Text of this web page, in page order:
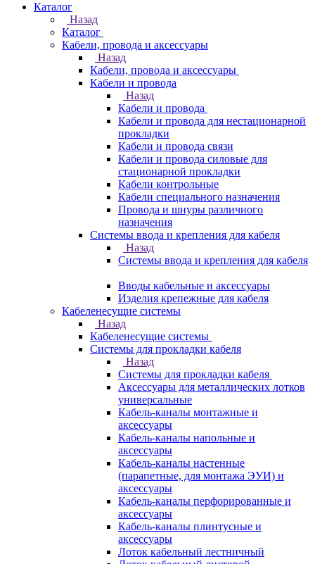
Каталог
Назад
Каталог
Кабели, провода и аксессуары
Назад
Кабели, провода и аксессуары
Кабели и провода
Назад
Кабели и провода
Кабели и провода для нестационарной
прокладки
Кабели и провода связи
Кабели и провода силовые для
стационарной прокладки
Кабели контрольные
Кабели специального назначения
Провода и шнуры различного
назначения
Системы ввода и крепления для кабеля
Назад
Системы ввода и крепления для кабеля
Вводы кабельные и аксессуары
Изделия крепежные для кабеля
Кабеленесущие системы
Назад
Кабеленесущие системы
Системы для прокладки кабеля
Назад
Системы для прокладки кабеля
Аксессуары для металлических лотков
универсальные
Кабель-каналы монтажные и
аксессуары
Кабель-каналы напольные и
аксессуары
Кабель-каналы настенные
(парапетные, для монтажа ЭУИ) и
аксессуары
Кабель-каналы перфорированные и
аксессуары
Кабель-каналы плинтусные и
аксессуары
Лоток кабельный лестничный